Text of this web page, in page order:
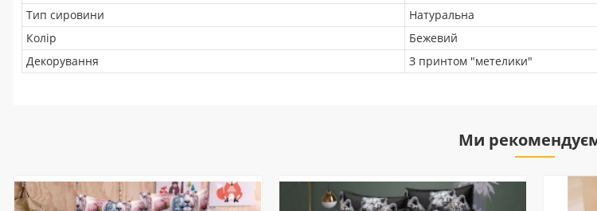
Тип сировини
Натуральна
Колір
Бежевий
Декорування
З принтом "метелики"
Ми